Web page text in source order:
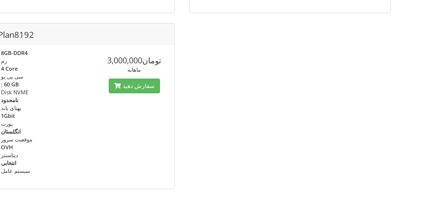
8GB-DDR4
رم
4 Core
سی پی یو
: 60 GB
Disk NVME
نامحدود
پهنای باند
1Gbit
پورت
انگلستان
موقعیت سرور
OVH
دیتاسنتر
انتخابی
سیستم عامل
تومان3,000,000
ماهانه
سفارش دهید